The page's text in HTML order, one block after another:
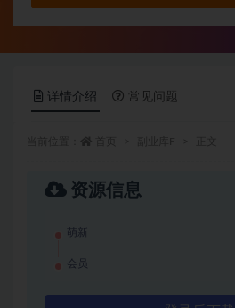
详情介绍 常见问题
资源信息
萌新
会员